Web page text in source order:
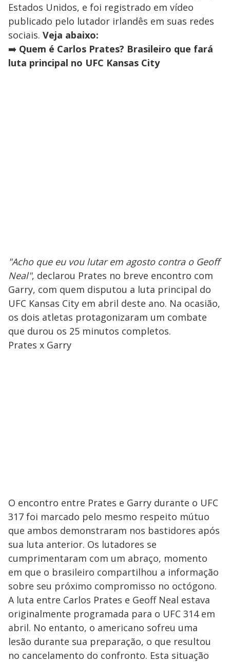
Estados Unidos, e foi registrado em vídeo
publicado pelo lutador irlandês em suas redes
sociais. Veja abaixo:
➡️ Quem é Carlos Prates? Brasileiro que fará
luta principal no UFC Kansas City
"Acho que eu vou lutar em agosto contra o Geoff
Neal", declarou Prates no breve encontro com
Garry, com quem disputou a luta principal do
UFC Kansas City em abril deste ano. Na ocasião,
os dois atletas protagonizaram um combate
que durou os 25 minutos completos.
Prates x Garry
O encontro entre Prates e Garry durante o UFC
317 foi marcado pelo mesmo respeito mútuo
que ambos demonstraram nos bastidores após
sua luta anterior. Os lutadores se
cumprimentaram com um abraço, momento
em que o brasileiro compartilhou a informação
sobre seu próximo compromisso no octógono.
A luta entre Carlos Prates e Geoff Neal estava
originalmente programada para o UFC 314 em
abril. No entanto, o americano sofreu uma
lesão durante sua preparação, o que resultou
no cancelamento do confronto. Esta situação